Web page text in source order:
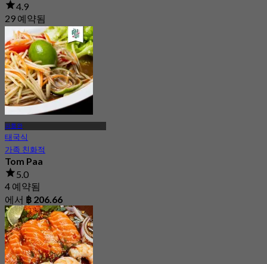
4.9
29 예약됨
에서฿ 186.33
파툼완
태국식
가족 친화적
Tom Paa
5.0
4 예약됨
에서 ฿ 206.66